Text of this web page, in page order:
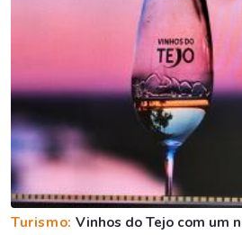
Turismo:Vinhos do Tejo com um